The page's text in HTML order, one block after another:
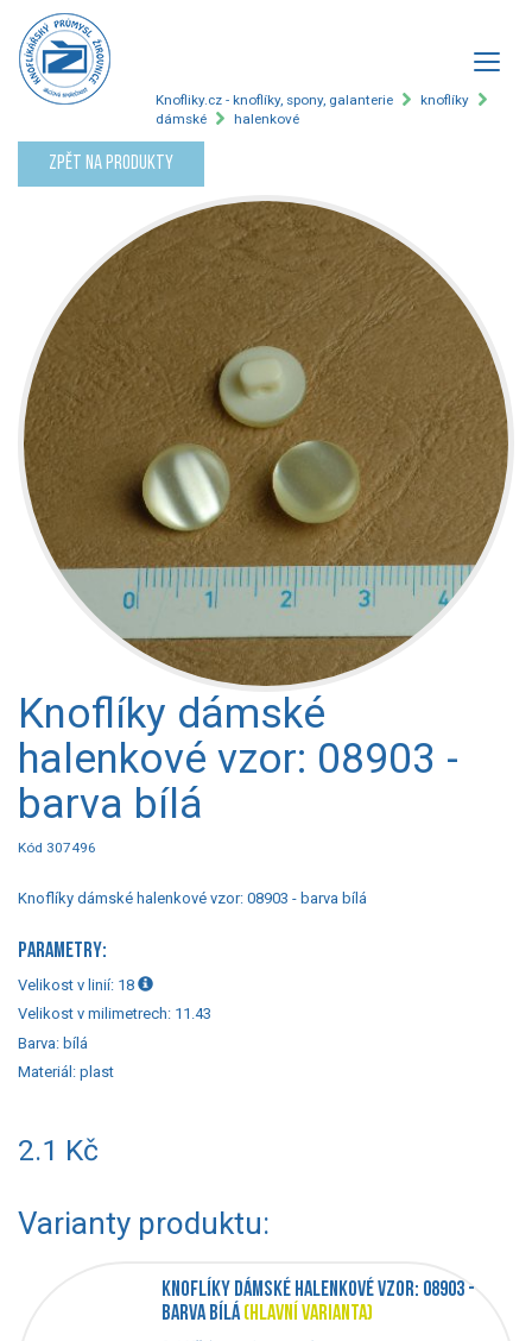
Knofliky.cz - knoflíky, spony, galanterie
knoflíky
dámské
halenkové
Zpět na produkty
Knoflíky dámské
halenkové vzor: 08903 -
barva bílá
Kód 307496
Knoflíky dámské halenkové vzor: 08903 - barva bílá
PARAMETRY:
Velikost v linií: 18
Velikost v milimetrech: 11.43
Barva: bílá
Materiál: plast
2.1 Kč
Varianty produktu:
KNOFLÍKY DÁMSKÉ HALENKOVÉ VZOR: 08903 -
BARVA BÍLÁ(HLAVNÍ VARIANTA)